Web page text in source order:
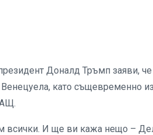
Доналд Тръмп заяви,
като същевременно
всички. И ще ви кажа нещо –